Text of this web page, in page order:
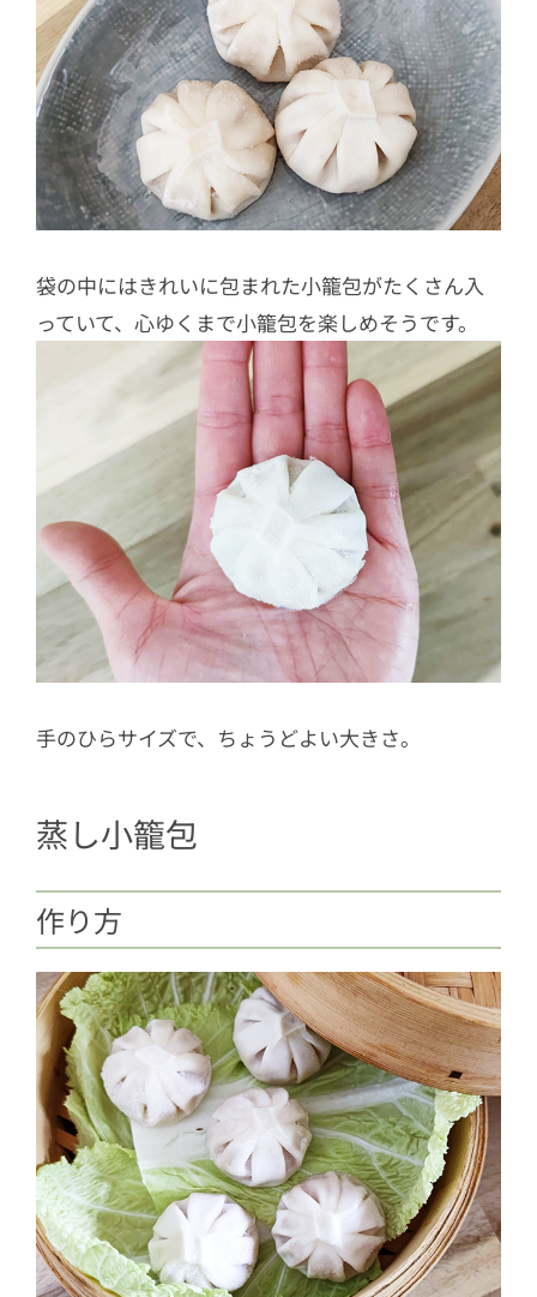
袋の中にはきれいに包まれた小籠包がたくさん入
っていて、心ゆくまで小籠包を楽しめそうです。
手のひらサイズで、ちょうどよい大きさ。
蒸し小籠包
作り方